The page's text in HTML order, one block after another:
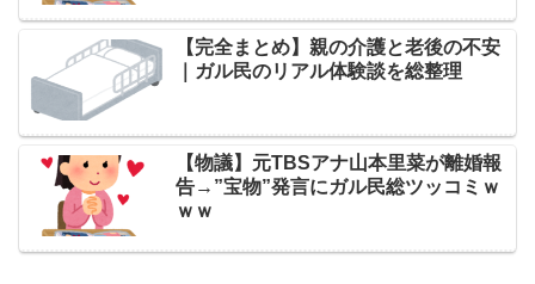
【完全まとめ】親の介護と老後の不安
｜ガル民のリアル体験談を総整理
【物議】元TBSアナ山本里菜が離婚報
告→”宝物”発言にガル民総ツッコミｗ
ｗｗ